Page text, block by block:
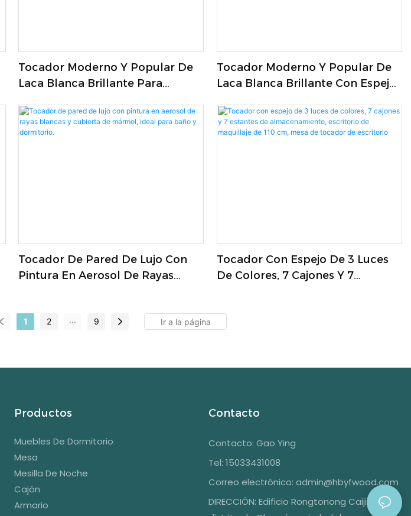
Tocador Moderno Y Popular De
Laca Blanca Brillante Para
Tocador Moderno Y Popular De
Laca Blanca Brillante Con Espejo
Dormitorio
Tocador De Pared De Lujo Con
Pintura En Aerosol De Rayas
Tocador Con Espejo De 3 Luces
De Colores, 7 Cajones Y 7
1 2 ... 9
Productos
Muebles De Dormitorio
Mesa
Mesilla De Noche
Cajón
Armario
Contacto
Contacto: Gao Ying
Tel: 15033431008
Correo electrónico: admin@hbyfwood.com
DIRECCIÓN: Edificio Rongtonong Caijin, 1108,